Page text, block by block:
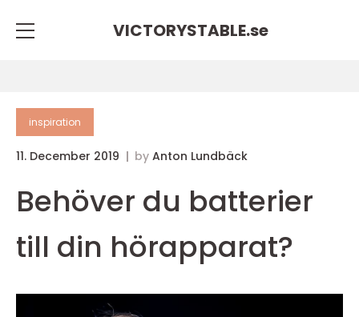
VICTORYSTABLE.se
inspiration
11. December 2019 by Anton Lundbäck
Behöver du batterier
till din hörapparat?